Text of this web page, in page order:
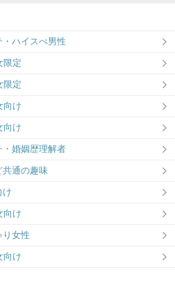
【IBJ Matching】洗練された大人のラウ
ハイスぺ男性
限定
限定
向け
向け
婚姻歴理解者
共通の趣味
け
向け
り女性
向け